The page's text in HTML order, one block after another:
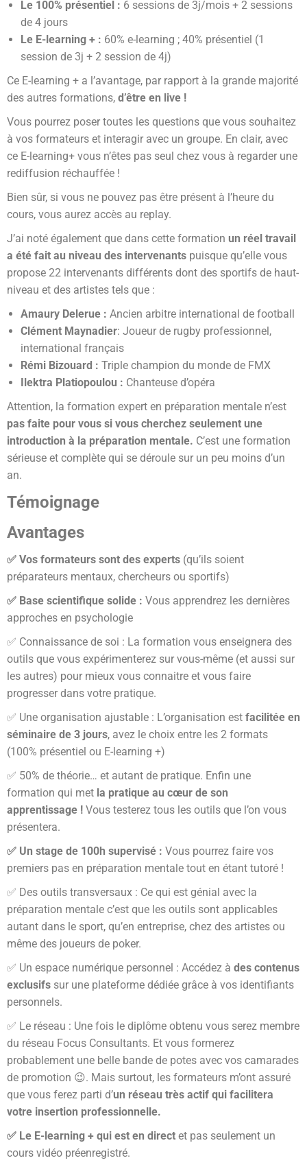
Le 100% présentiel : 6 sessions de 3j/mois + 2 sessions
de 4 jours
Le E-learning + : 60% e-learning ; 40% présentiel (1
session de 3j + 2 session de 4j)
Ce E-learning + a l’avantage, par rapport à la grande majorité
des autres formations, d’être en live !
Vous pourrez poser toutes les questions que vous souhaitez
à vos formateurs et interagir avec un groupe. En clair, avec
ce E-learning+ vous n’êtes pas seul chez vous à regarder une
rediffusion réchauffée !
Bien sûr, si vous ne pouvez pas être présent à l’heure du
cours, vous aurez accès au replay.
J’ai noté également que dans cette formation un réel travail
a été fait au niveau des intervenants puisque qu’elle vous
propose 22 intervenants différents dont des sportifs de haut-
niveau et des artistes tels que :
Amaury Delerue : Ancien arbitre international de football
Clément Maynadier: Joueur de rugby professionnel,
international français
Rémi Bizouard : Triple champion du monde de FMX
Ilektra Platiopoulou : Chanteuse d’opéra
Attention, la formation expert en préparation mentale n’est
pas faite pour vous si vous cherchez seulement une
introduction à la préparation mentale. C’est une formation
sérieuse et complète qui se déroule sur un peu moins d’un
an.
Témoignage
Avantages
✅ Vos formateurs sont des experts (qu’ils soient
préparateurs mentaux, chercheurs ou sportifs)
✅ Base scientifique solide : Vous apprendrez les dernières
approches en psychologie
✅ Connaissance de soi : La formation vous enseignera des
outils que vous expérimenterez sur vous-même (et aussi sur
les autres) pour mieux vous connaitre et vous faire
progresser dans votre pratique.
✅ Une organisation ajustable : L’organisation est facilitée en
séminaire de 3 jours, avez le choix entre les 2 formats
(100% présentiel ou E-learning +)
✅ 50% de théorie… et autant de pratique. Enfin une
formation qui met la pratique au cœur de son
apprentissage ! Vous testerez tous les outils que l’on vous
présentera.
✅ Un stage de 100h supervisé : Vous pourrez faire vos
premiers pas en préparation mentale tout en étant tutoré !
✅ Des outils transversaux : Ce qui est génial avec la
préparation mentale c’est que les outils sont applicables
autant dans le sport, qu’en entreprise, chez des artistes ou
même des joueurs de poker.
✅ Un espace numérique personnel : Accédez à des contenus
exclusifs sur une plateforme dédiée grâce à vos identifiants
personnels.
✅ Le réseau : Une fois le diplôme obtenu vous serez membre
du réseau Focus Consultants. Et vous formerez
probablement une belle bande de potes avec vos camarades
de promotion 😉. Mais surtout, les formateurs m’ont assuré
que vous ferez parti d’un réseau très actif qui facilitera
votre insertion professionnelle.
✅ Le E-learning + qui est en direct et pas seulement un
cours vidéo préenregistré.